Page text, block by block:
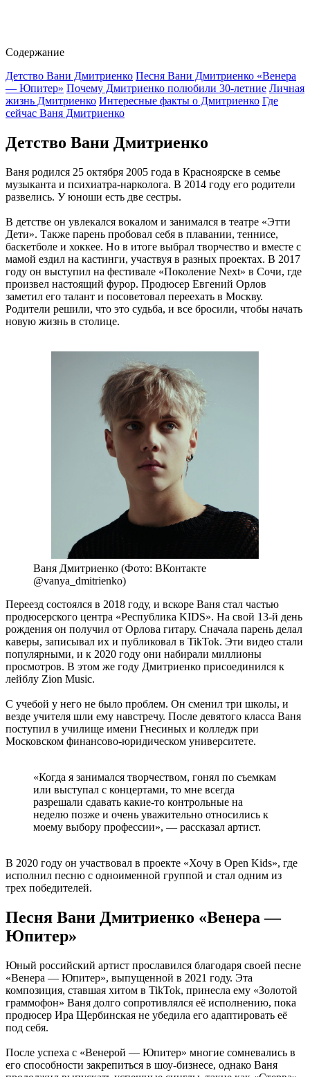
Содержание
Детство Вани Дмитриенко Песня Вани Дмитриенко «Венера
— Юпитер» Почему Дмитриенко полюбили 30-летние Личная
жизнь Дмитриенко Интересные факты о Дмитриенко Где
сейчас Ваня Дмитриенко
Детство Вани Дмитриенко
Ваня родился 25 октября 2005 года в Красноярске в семье
музыканта и психиатра-нарколога. В 2014 году его родители
развелись. У юноши есть две сестры.
В детстве он увлекался вокалом и занимался в театре «Этти
Дети». Также парень пробовал себя в плавании, теннисе,
баскетболе и хоккее. Но в итоге выбрал творчество и вместе с
мамой ездил на кастинги, участвуя в разных проектах. В 2017
году он выступил на фестивале «Поколение Next» в Сочи, где
произвел настоящий фурор. Продюсер Евгений Орлов
заметил его талант и посоветовал переехать в Москву.
Родители решили, что это судьба, и все бросили, чтобы начать
новую жизнь в столице.
Ваня Дмитриенко (Фото: ВКонтакте
@vanya_dmitrienko)
Переезд состоялся в 2018 году, и вскоре Ваня стал частью
продюсерского центра «Республика KIDS». На свой 13-й день
рождения он получил от Орлова гитару. Сначала парень делал
каверы, записывал их и публиковал в TikTok. Эти видео стали
популярными, и к 2020 году они набирали миллионы
просмотров. В этом же году Дмитриенко присоединился к
лейблу Zion Music.
С учебой у него не было проблем. Он сменил три школы, и
везде учителя шли ему навстречу. После девятого класса Ваня
поступил в училище имени Гнесиных и колледж при
Московском финансово-юридическом университете.
«Когда я занимался творчеством, гонял по съемкам
или выступал с концертами, то мне всегда
разрешали сдавать какие-то контрольные на
неделю позже и очень уважительно относились к
моему выбору профессии», — рассказал артист.
В 2020 году он участвовал в проекте «Хочу в Open Kids», где
исполнил песню с одноименной группой и стал одним из
трех победителей.
Песня Вани Дмитриенко «Венера —
Юпитер»
Юный российский артист прославился благодаря своей песне
«Венера — Юпитер», выпущенной в 2021 году. Эта
композиция, ставшая хитом в TikTok, принесла ему «Золотой
граммофон» Ваня долго сопротивлялся её исполнению, пока
продюсер Ира Щербинская не убедила его адаптировать её
под себя.
После успеха с «Венерой — Юпитер» многие сомневались в
его способности закрепиться в шоу-бизнесе, однако Ваня